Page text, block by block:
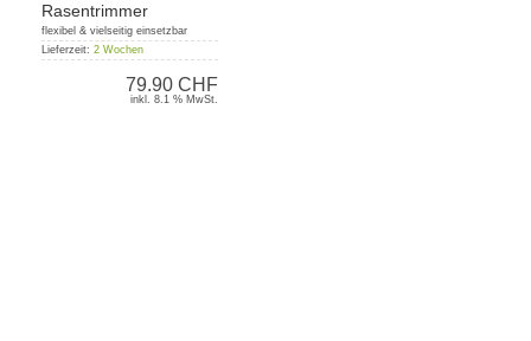
Rasentrimmer
flexibel & vielseitig einsetzbar
Lieferzeit: 2 Wochen
79.90 CHF
inkl. 8.1 % MwSt.